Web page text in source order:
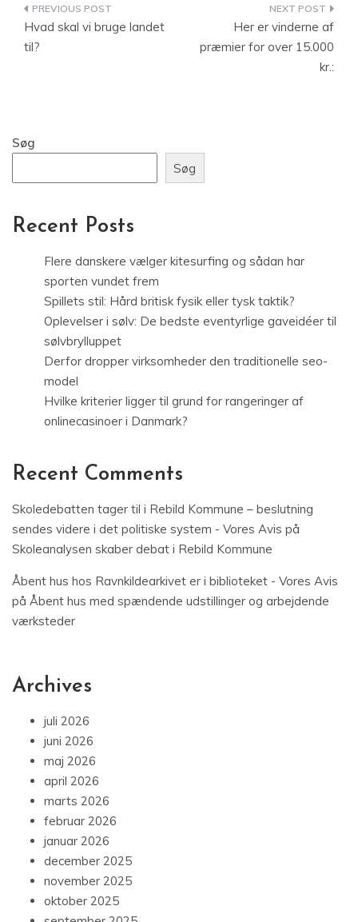
Indlægsnavigation
Hvad skal vi bruge landet
til?
Her er vinderne af
præmier for over 15.000
kr.:
Søg
Søg
Recent Posts
Flere danskere vælger kitesurfing og sådan har
sporten vundet frem
Spillets stil: Hård britisk fysik eller tysk taktik?
Oplevelser i sølv: De bedste eventyrlige gaveidéer til
sølvbrylluppet
Derfor dropper virksomheder den traditionelle seo-
model
Hvilke kriterier ligger til grund for rangeringer af
onlinecasinoer i Danmark?
Recent Comments
Skoledebatten tager til i Rebild Kommune – beslutning
sendes videre i det politiske system - Vores Avis på
Skoleanalysen skaber debat i Rebild Kommune
Åbent hus hos Ravnkildearkivet er i biblioteket - Vores Avis
på Åbent hus med spændende udstillinger og arbejdende
værksteder
Archives
juli 2026
juni 2026
maj 2026
april 2026
marts 2026
februar 2026
januar 2026
december 2025
november 2025
oktober 2025